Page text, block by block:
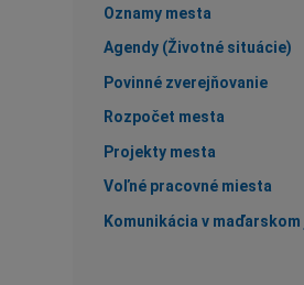
Oznamy mesta
Agendy (Životné situácie)
Povinné zverejňovanie
Rozpočet mesta
Projekty mesta
Voľné pracovné miesta
Komunikácia v maďarskom